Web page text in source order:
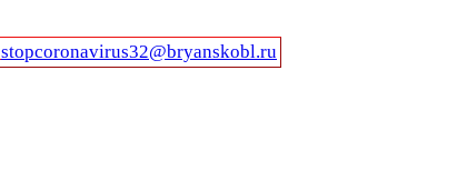
stopcoronavirus32@bryanskobl.ru